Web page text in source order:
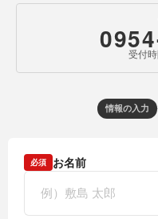
情報の入力
受付
必須 お名前